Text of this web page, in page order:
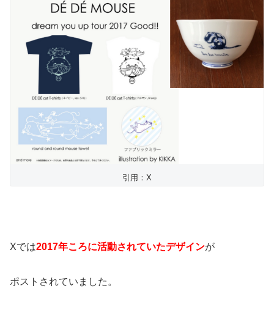
引用：X
Xでは2017年ころに活動されていたデザインが
ポストされていました。